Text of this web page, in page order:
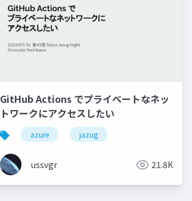
GitHub Actions でプライベートなネッ
トワークにアクセスしたい
azure jazug
ussvgr 21.8K